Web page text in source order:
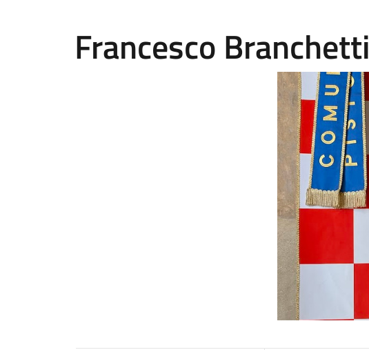
Francesco Branchetti